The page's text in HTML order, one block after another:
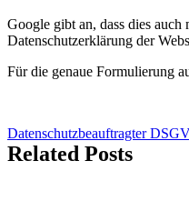
Google gibt an, dass dies
Datenschutzerklärung der
Für die genaue Formulierung
Datenschutzbeauftragter
Related Posts